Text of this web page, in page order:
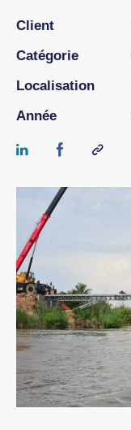
Client
Catégorie
Localisation
Année